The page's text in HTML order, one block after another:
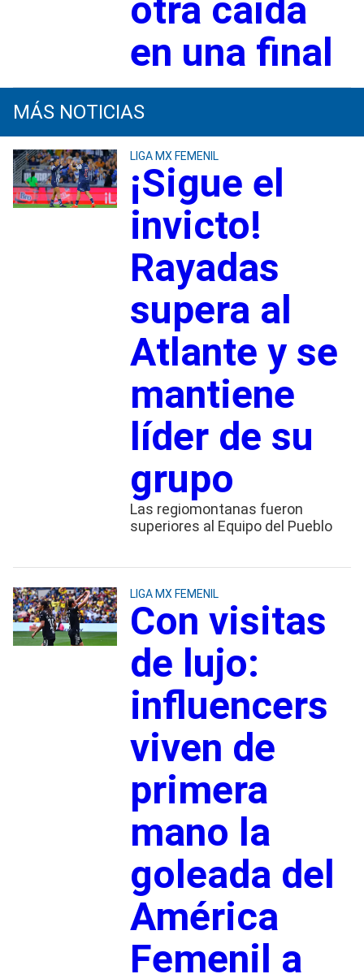
otra caída
en una final
MÁS NOTICIAS
LIGA MX FEMENIL
¡Sigue el
invicto!
Rayadas
supera al
Atlante y se
mantiene
líder de su
grupo
Las regiomontanas fueron
superiores al Equipo del Pueblo
LIGA MX FEMENIL
Con visitas
de lujo:
influencers
viven de
primera
mano la
goleada del
América
Femenil a